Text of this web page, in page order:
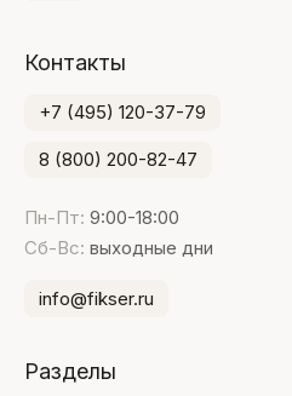
Контакты
+7 (495) 120-37-79
8 (800) 200-82-47
Пн-Пт: 9:00-18:00
Сб-Вс: выходные дни
info@fikser.ru
Разделы